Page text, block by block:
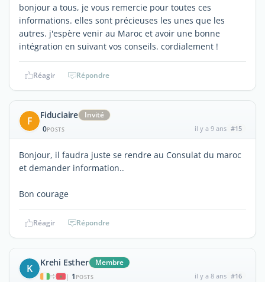
bonjour a tous, je vous remercie pour toutes ces
informations. elles sont précieuses les unes que les
autres. j'espère venir au Maroc et avoir une bonne
intégration en suivant vos conseils. cordialement !
Réagir Répondre
F Fiduciaire
Invité
0POSTS il y a 9 ans #15
Bonjour, il faudra juste se rendre au Consulat du maroc
et demander information..
Bon courage
Réagir Répondre
K Krehi Esther Membre
| 1 POSTS il y a 8 ans #16